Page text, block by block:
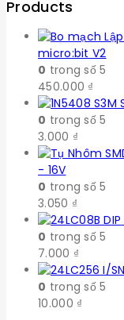
Products
micro:bit V2
0 trong số 5
450.000 ₫
0 trong số 5
3.000 ₫
- 16V
0 trong số 5
3.050 ₫
0 trong số 5
7.000 ₫
0 trong số 5
10.000 ₫